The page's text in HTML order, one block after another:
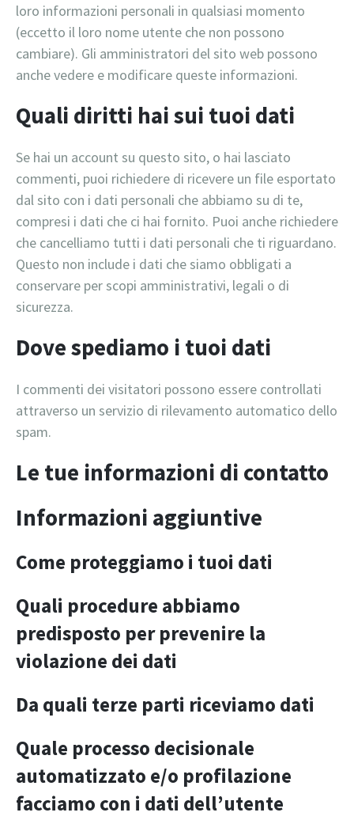
loro informazioni personali in qualsiasi momento
(eccetto il loro nome utente che non possono
cambiare). Gli amministratori del sito web possono
anche vedere e modificare queste informazioni.
Quali diritti hai sui tuoi dati
Se hai un account su questo sito, o hai lasciato
commenti, puoi richiedere di ricevere un file esportato
dal sito con i dati personali che abbiamo su di te,
compresi i dati che ci hai fornito. Puoi anche richiedere
che cancelliamo tutti i dati personali che ti riguardano.
Questo non include i dati che siamo obbligati a
conservare per scopi amministrativi, legali o di
sicurezza.
Dove spediamo i tuoi dati
I commenti dei visitatori possono essere controllati
attraverso un servizio di rilevamento automatico dello
spam.
Le tue informazioni di contatto
Informazioni aggiuntive
Come proteggiamo i tuoi dati
Quali procedure abbiamo
predisposto per prevenire la
violazione dei dati
Da quali terze parti riceviamo dati
Quale processo decisionale
automatizzato e/o profilazione
facciamo con i dati dell’utente